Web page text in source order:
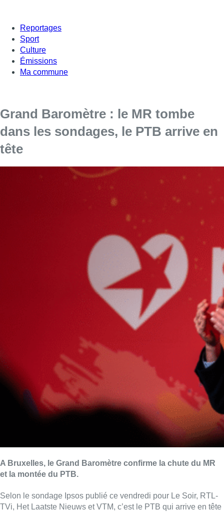
Reportages
Sport
Culture
Émissions
Ma commune
Grand Baromètre : le MR tombe
dans les sondages, le PTB arrive en
tête
A Bruxelles, le Grand Baromètre confirme la chute du MR
et la montée du PTB.
Selon le sondage Ipsos publié ce vendredi pour Le Soir, RTL-
TVi, Het Laatste Nieuws et VTM, c’est le PTB qui arrive en tête